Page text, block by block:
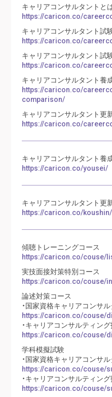
キャリアコンサルタントと
https://caricon.co/
キャリアコンサルタント試
https://caricon.co/
キャリアコンサルタント試
https://caricon.co/
キャリアコンサルタント養
https://caricon.co/
comparison/
キャリアコンサルタント更
https://caricon.co/
キャリアコンサルタント養
https://caricon.co/yousei/
キャリアコンサルタント更
https://caricon.co/koushin/
傾聴トレーニングコース
https://caricon.co/couse/
実技面接対策特別コース
https://caricon.co/couse/
論述対策コース
・国家資格キャリアコンサ
https://caricon.co/couse/
・キャリアコンサルティン
https://caricon.co/couse/
学科模擬試験
・国家資格キャリアコンサ
https://caricon.co/couse/
・キャリアコンサルティン
https://caricon.co/couse/